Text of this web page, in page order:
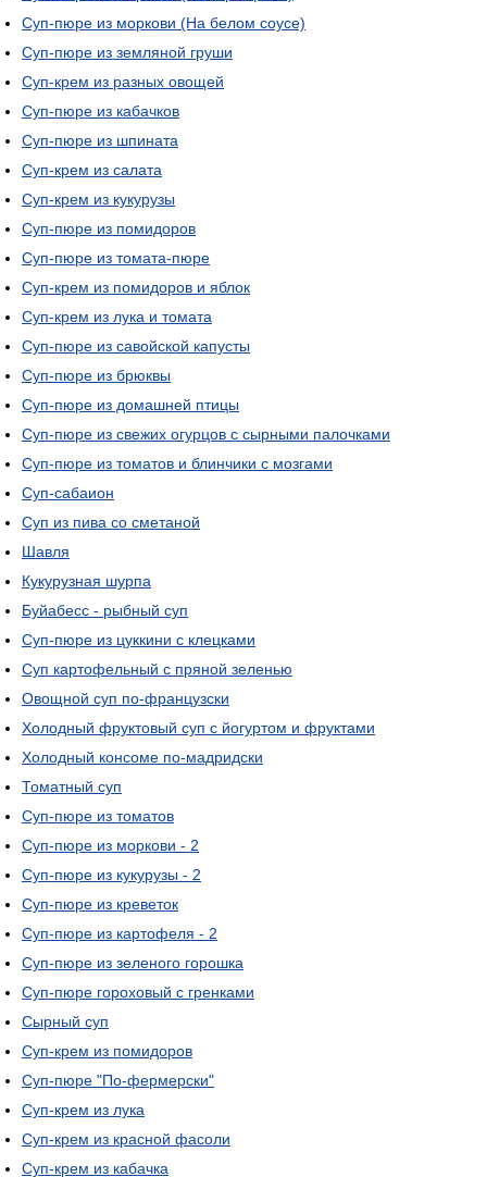
Суп-пюре из моркови (На белом соусе)
Суп-пюре из земляной груши
Суп-крем из разных овощей
Суп-пюре из кабачков
Суп-пюре из шпината
Суп-крем из салата
Суп-крем из кукурузы
Суп-пюре из помидоров
Суп-пюре из томата-пюре
Суп-крем из помидоров и яблок
Суп-крем из лука и томата
Суп-пюре из савойской капусты
Суп-пюре из брюквы
Суп-пюре из домашней птицы
Суп-пюре из свежих огурцов с сырными палочками
Суп-пюре из томатов и блинчики с мозгами
Суп-сабаион
Суп из пива со сметаной
Шавля
Кукурузная шурпа
Буйабесс - рыбный суп
Суп-пюре из цуккини с клецками
Суп картофельный с пряной зеленью
Овощной суп по-французски
Холодный фруктовый суп с йогуртом и фруктами
Холодный консоме по-мадридски
Томатный суп
Суп-пюре из томатов
Суп-пюре из моркови - 2
Суп-пюре из кукурузы - 2
Суп-пюре из креветок
Суп-пюре из картофеля - 2
Суп-пюре из зеленого горошка
Суп-пюре гороховый с гренками
Сырный суп
Суп-крем из помидоров
Суп-пюре "По-фермерски"
Суп-крем из лука
Суп-крем из красной фасоли
Суп-крем из кабачка